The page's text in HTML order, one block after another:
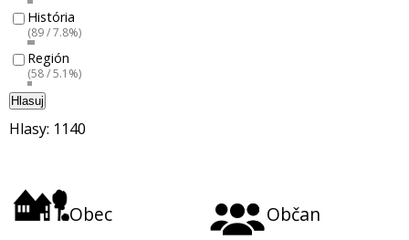
História
(89 / 7.8%)
Región
(58 / 5.1%)
Hlasuj
Hlasy: 1140
Obec Občan